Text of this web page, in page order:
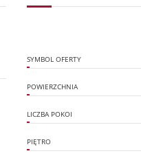
SYMBOL OFERTY
POWIERZCHNIA
LICZBA POKOI
PIĘTRO